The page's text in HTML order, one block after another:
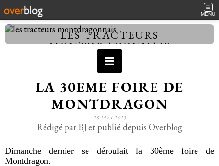
MENU
LES TRACTEURS
MONTDRAGONNAIS
LA 30EME FOIRE DE
MONTDRAGON
25 MAI 2023
Rédigé par BJ et publié depuis Overblog
Dimanche dernier se déroulait la 30ème foire de
Montdragon.